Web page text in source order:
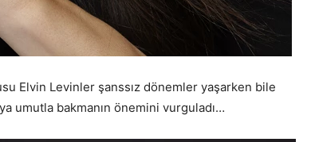
Elvin Levinler şanssız dönemler yaşarken bile
umutla bakmanın önemini vurguladı…